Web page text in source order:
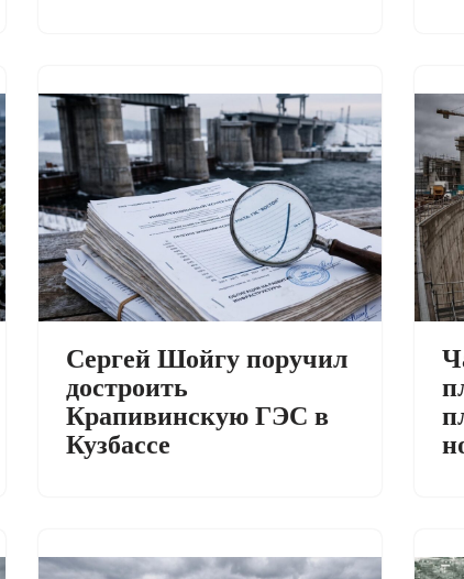
Сергей Шойгу поручил
достроить
Крапивинскую ГЭС в
Кузбассе